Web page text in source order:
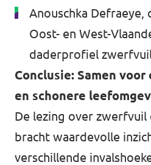
Anouschka
Oost- en West-
daderprofiel
Conclusie: Samen voor
en schonere
De lezing over zwerfvuil
bracht waardevolle
verschillende